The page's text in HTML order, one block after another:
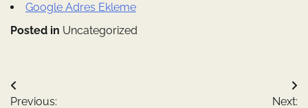
Google Adres Ekleme
Posted in Uncategorized
Yazı
Previous:
Next: